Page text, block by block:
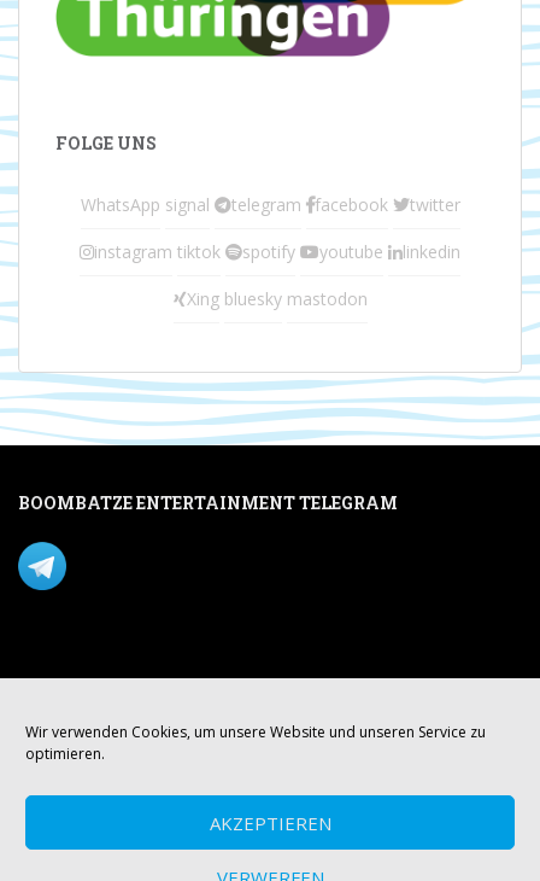
Wir verwenden Cookies, um unsere Website und unseren Service zu
optimieren.
AKZEPTIEREN
FOLGE UNS
WhatsApp signal telegram facebook twitter
instagram tiktok spotify youtube linkedin
Xing bluesky mastodon
BOOMBATZE ENTERTAINMENT TELEGRAM